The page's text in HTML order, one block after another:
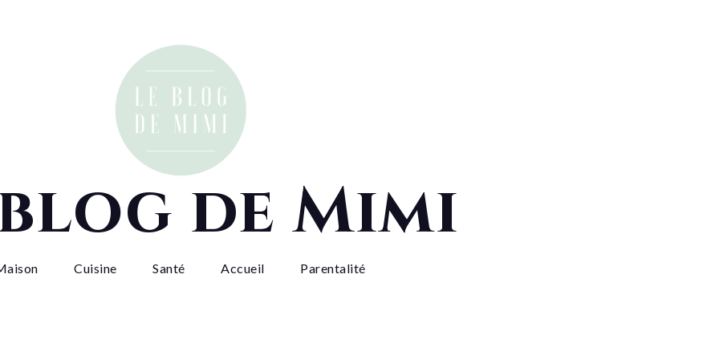
de Mimi
Cuisine Santé Accueil Parentalité